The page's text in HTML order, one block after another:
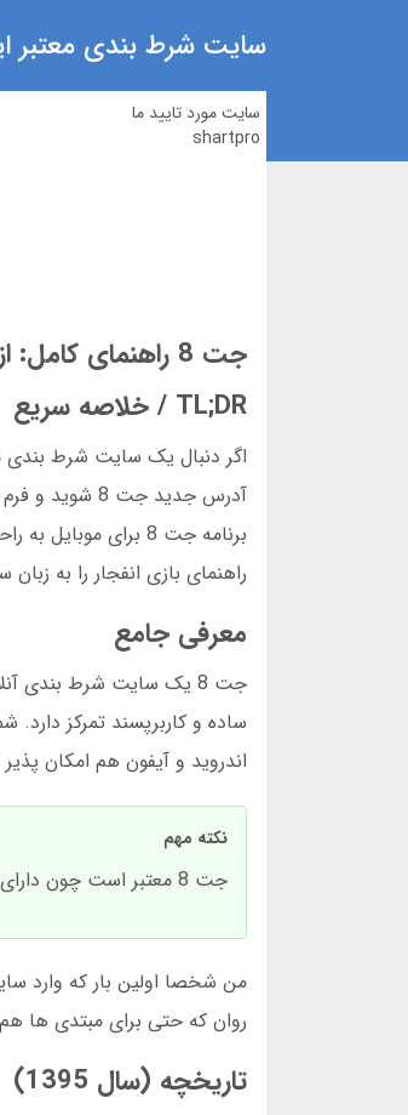
سایت شرط بندی معتبر
سایت مورد تایید ما
shartpro
جت 8 راهنمای کامل: از ثبت نام تا بازی انفجار در سال 2025
TL;DR / خلاصه سریع
برنامه جت 8 برای
راهنمای بازی انفجار را به
معرفی جامع
جت 8 یک سایت شرط بندی
اندروید و آیفون هم امکان
نکته مهم
جت 8 معتبر است چون دارای مجوز از کمیسیون قمار مالت است. این موضوع را در پایین صفحه وبسایت می توانید بررسی کنید.
روان که حتی برای مبتدی ها هم مناسب است. آدرس جدید
تاریخچه (سال 1395)